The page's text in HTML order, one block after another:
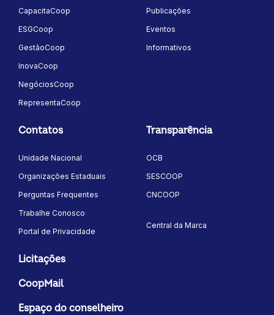
CapacitaCoop
ESGCoop
GestãoCoop
InovaCoop
NegóciosCoop
RepresentaCoop
Publicações
Eventos
Informativos
Contatos
Unidade Nacional
Organizações Estaduais
Perguntas Frequentes
Trabalhe Conosco
Portal de Privacidade
Transparência
OCB
SESCOOP
CNCOOP
Central da Marca
Licitações
CoopMail
Espaço do conselheiro